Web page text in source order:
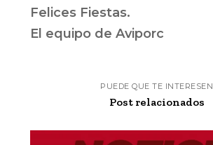
Felices Fiestas.
El equipo de Aviporc
PUEDE QUE TE INTERESEN
Post relacionados